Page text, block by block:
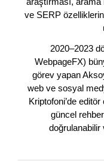
ve SERP
2020–2023
WebpageFX)
görev yapan
web ve sosyal
Kriptofoni’de
güncel